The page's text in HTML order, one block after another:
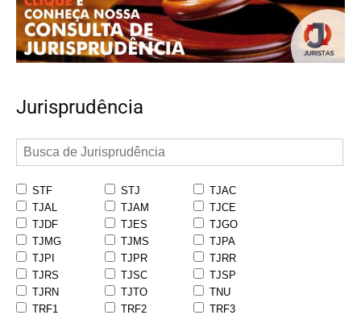
Jurisprudência
STF STJ
TJAC
TJAL
TJAM
TJCE
TJDF
TJES
TJGO
TJMG
TJMS
TJPA
TJPI
TJPR
TJRR
TJRS
TJSC
TJSP
TJRN
TJTO
TNU
TRF1
TRF2
TRF3